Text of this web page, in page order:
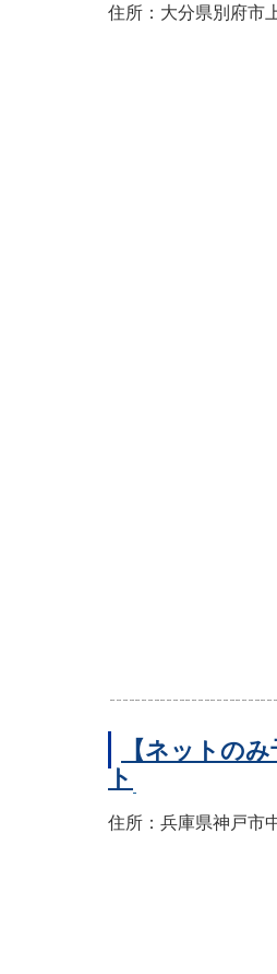
住所：大分県別府市
【ネットの
ト
住所：兵庫県神戸市